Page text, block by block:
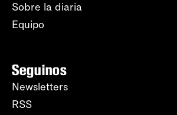
Sobre la diaria
Equipo
Seguinos
Newsletters
RSS